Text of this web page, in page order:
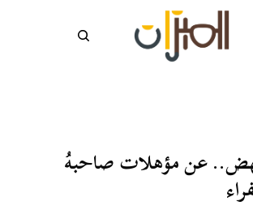
عن مؤهلات صاحبهُ